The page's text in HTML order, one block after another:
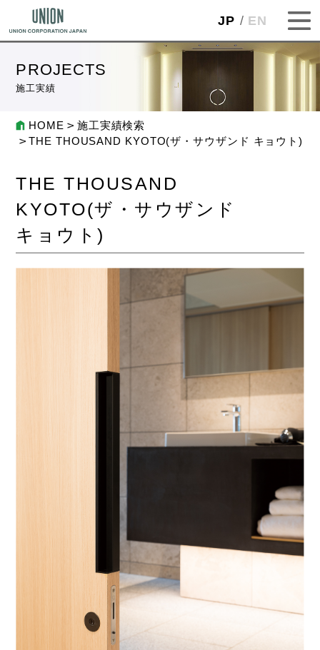
JP EN
PROJECTS
施工実績
HOME
施工実績検索
THE THOUSAND KYOTO(ザ・サウザンド キョウト)
THE THOUSAND
KYOTO(ザ・サウザンド
キョウト)